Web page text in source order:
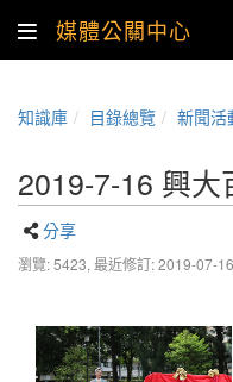
媒體公關中心
知識庫 目錄總覽 新聞活
2019-7-16 興
分享
瀏覽: 5423, 最近修訂: 2019-07-16